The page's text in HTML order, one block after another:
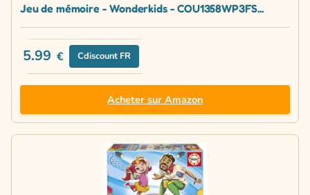
Jeu de mémoire - Wonderkids - COU1358WP3FS...
5.99 € Cdiscount FR
Acheter sur Amazon